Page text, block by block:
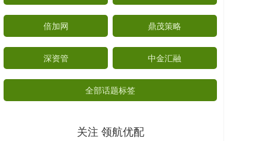
倍加网 鼎茂策略
深资管 中金汇融
全部话题标签
关注 领航优配